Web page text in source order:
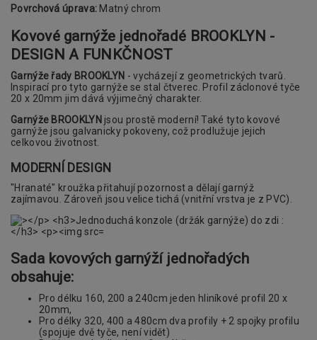
Povrchová úprava: Matný chrom
Kovové garnýže jednořadé BROOKLYN -
DESIGN A FUNKČNOST
Garnýže řady BROOKLYN - vycházejí z geometrických tvarů.
Inspirací pro tyto garnýže se stal čtverec. Profil záclonové tyče
20 x 20mm jim dává výjimečný charakter.
Garnýže BROOKLYNjsou prostě moderní! Také tyto kovové
garnýže jsou galvanicky pokoveny, což prodlužuje jejich
celkovou životnost.
MODERNÍ DESIGN
"Hranaté" kroužka přitahují pozornost a dělají garnýž
zajímavou. Zároveň jsou velice tichá (vnitřní vrstva je z PVC).
Sada kovových garnýží jednořadých
obsahuje:
Pro délku 160, 200 a 240cm jeden hliníkové profil 20 x
20mm,
Pro délky 320, 400 a 480cm dva profily + 2 spojky profilu
(spojuje dvě tyče, není vidět)